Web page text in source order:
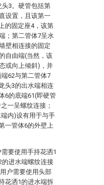
3。硬管包括第
设置，且该第一
的固定座4，该第
；第二管体7呈水
壁相连接的固定
自由端(当然，该
或向上倾斜)，并
62与第二管体7
头3的出水端相连
6的底端61(即硬管
一呈螺纹连接；
内)设有用于与手
一管体6的外壁上
要使用手持花洒1
进水端螺纹连接
户需要使用头部
花洒1的进水端拆